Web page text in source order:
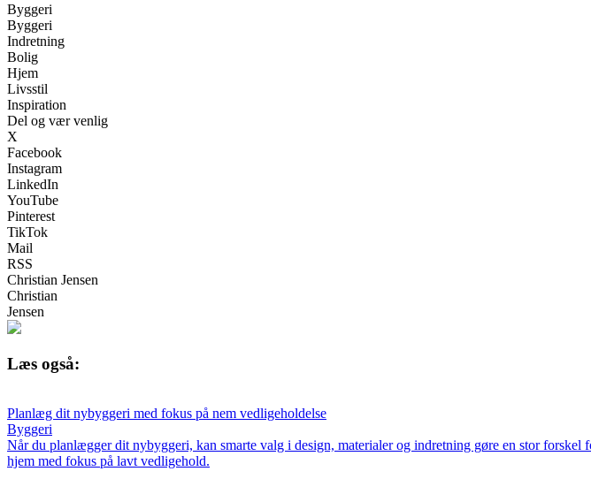
Byggeri
Byggeri
Indretning
Bolig
Hjem
Livsstil
Inspiration
Del og vær venlig
X
Facebook
Instagram
LinkedIn
YouTube
Pinterest
TikTok
Mail
RSS
Christian Jensen
Christian
Jensen
Læs også:
Planlæg dit nybyggeri med fokus på nem vedligeholdelse
Byggeri
Når du planlægger dit nybyggeri, kan smarte valg i design, materialer og indretning gøre en stor
hjem med fokus på lavt vedligehold.